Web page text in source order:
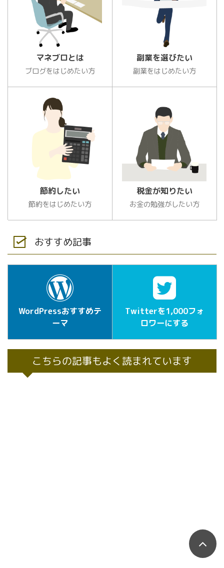
マネブロとは
ブログをはじめたい方
副業を選びたい
副業をはじめたい方
節約したい
節約をはじめたい方
税金が知りたい
お金の勉強がしたい方
おすすめ記事
WordPressおすすめテ
ーマ
Twitterを1,000フォ
ロワーにする
こちらの記事もよく読まれています